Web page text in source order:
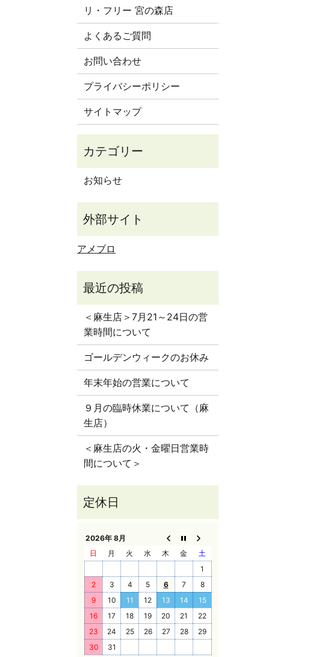
リ・フリー 宮の森店
よくあるご質問
お問い合わせ
プライバシーポリシー
サイトマップ
お知らせ
アメブロ
＜麻生店＞7月21～24日の営
業時間について
ゴールデンウィークのお休み
年末年始の営業について
９月の臨時休業について（麻
生店）
＜麻生店の火・金曜日営業時
間について＞
2026年 8月
日
月 火 水 木 金
土
1
2
3 4 5 6 7
8
9
10 11 12 13 14
15
16
17 18 19 20 21
22
23
24 25 26 27 28
29
30
31